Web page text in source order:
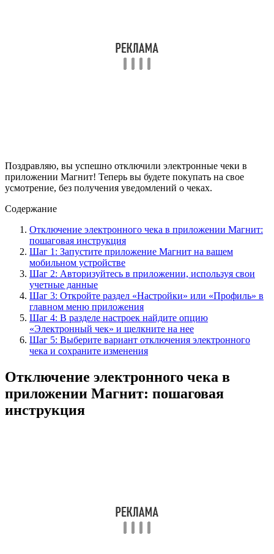
Поздравляю, вы успешно отключили электронные чеки в
приложении Магнит! Теперь вы будете покупать на свое
усмотрение, без получения уведомлений о чеках.
Содержание
Отключение электронного чека в приложении Магнит:
пошаговая инструкция
Шаг 1: Запустите приложение Магнит на вашем
мобильном устройстве
Шаг 2: Авторизуйтесь в приложении, используя свои
учетные данные
Шаг 3: Откройте раздел «Настройки» или «Профиль» в
главном меню приложения
Шаг 4: В разделе настроек найдите опцию
«Электронный чек» и щелкните на нее
Шаг 5: Выберите вариант отключения электронного
чека и сохраните изменения
Отключение электронного чека в
приложении Магнит: пошаговая
инструкция